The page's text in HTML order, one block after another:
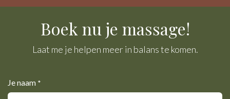
Boek nu je massage!
Laat me je helpen meer in balans te komen.
Je naam *